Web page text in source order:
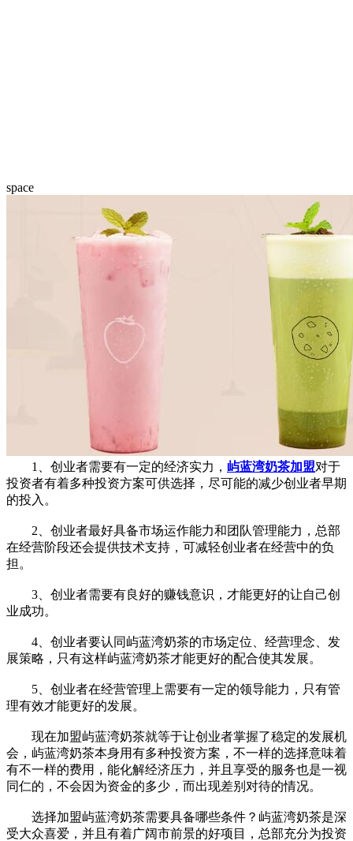
space
1、创业者需要有一定的经济实力， 屿蓝湾奶茶加盟对于
投资者有着多种投资方案可供选择，尽可能的减少创业者早期
的投入。
2、创业者最好具备市场运作能力和团队管理能力，总部
在经营阶段还会提供技术支持，可减轻创业者在经营中的负
担。
3、创业者需要有良好的赚钱意识，才能更好的让自己创
业成功。
4、创业者要认同屿蓝湾奶茶的市场定位、经营理念、发
展策略，只有这样屿蓝湾奶茶才能更好的配合使其发展。
5、创业者在经营管理上需要有一定的领导能力，只有管
理有效才能更好的发展。
现在加盟屿蓝湾奶茶就等于让创业者掌握了稳定的发展机
会，屿蓝湾奶茶本身用有多种投资方案，不一样的选择意味着
有不一样的费用，能化解经济压力，并且享受的服务也是一视
同仁的，不会因为资金的多少，而出现差别对待的情况。
选择加盟屿蓝湾奶茶需要具备哪些条件？屿蓝湾奶茶是深
受大众喜爱，并且有着广阔市前景的好项目，总部充分为投资